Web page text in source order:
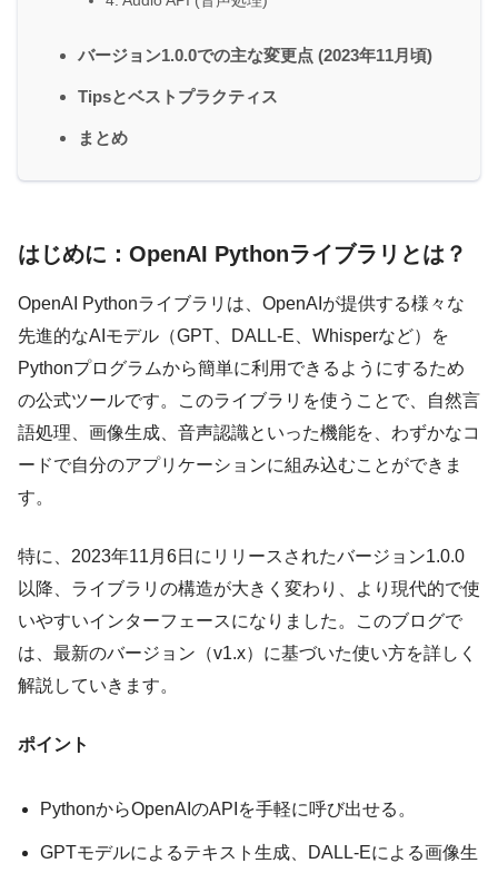
バージョン1.0.0での主な変更点 (2023年11月頃)
Tipsとベストプラクティス
まとめ
はじめに：OpenAI Pythonライブラリとは？
OpenAI Pythonライブラリは、OpenAIが提供する様々な
先進的なAIモデル（GPT、DALL-E、Whisperなど）を
Pythonプログラムから簡単に利用できるようにするため
の公式ツールです。このライブラリを使うことで、自然言
語処理、画像生成、音声認識といった機能を、わずかなコ
ードで自分のアプリケーションに組み込むことができま
す。
特に、2023年11月6日にリリースされたバージョン1.0.0
以降、ライブラリの構造が大きく変わり、より現代的で使
いやすいインターフェースになりました。このブログで
は、最新のバージョン（v1.x）に基づいた使い方を詳しく
解説していきます。
ポイント
PythonからOpenAIのAPIを手軽に呼び出せる。
GPTモデルによるテキスト生成、DALL-Eによる画像生